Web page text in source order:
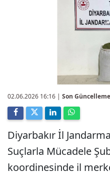
02.06.2026 16:16 | Son
Diyarbakır İl
Suçlarla Mücadele
koordinesinde il